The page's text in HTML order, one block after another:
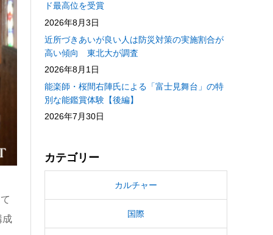
成
ド最高位を受賞
2026年8月3日
近所づきあいが良い人は防災対策の実施割合が
高い傾向 東北大が調査
2026年8月1日
能楽師・桜間右陣氏による「富士見舞台」の特
別な能鑑賞体験【後編】
2026年7月30日
カテゴリー
カルチャー
国際